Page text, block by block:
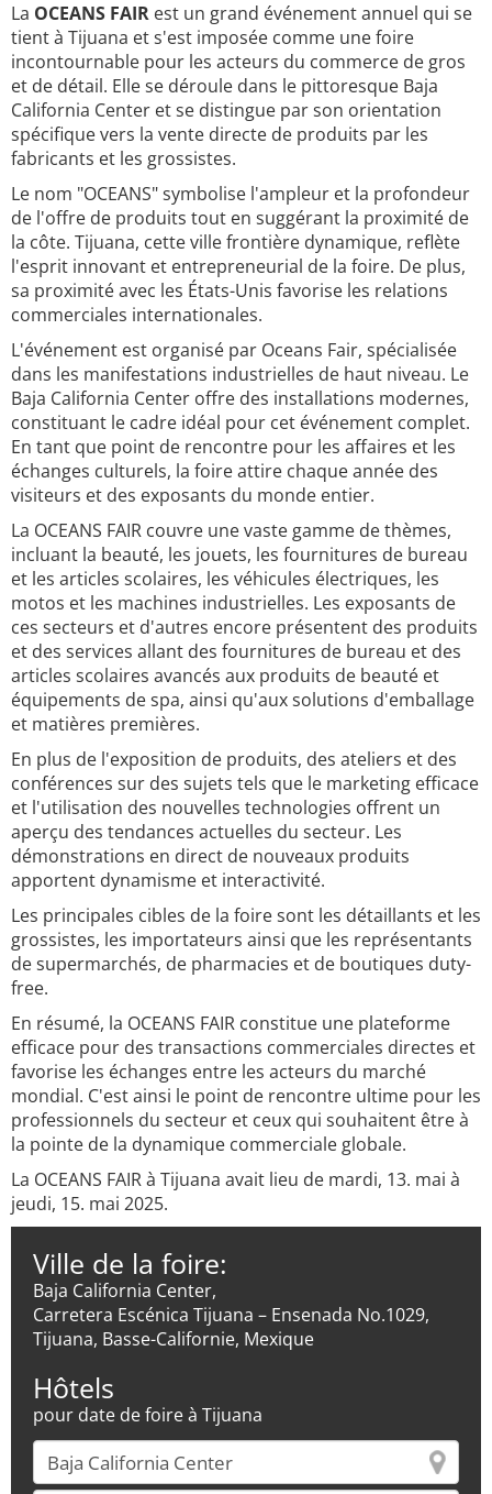
La OCEANS FAIR est un grand événement annuel qui se
tient à Tijuana et s'est imposée comme une foire
incontournable pour les acteurs du commerce de gros
et de détail. Elle se déroule dans le pittoresque Baja
California Center et se distingue par son orientation
spécifique vers la vente directe de produits par les
fabricants et les grossistes.
Le nom "OCEANS" symbolise l'ampleur et la profondeur
de l'offre de produits tout en suggérant la proximité de
la côte. Tijuana, cette ville frontière dynamique, reflète
l'esprit innovant et entrepreneurial de la foire. De plus,
sa proximité avec les États-Unis favorise les relations
commerciales internationales.
L'événement est organisé par Oceans Fair, spécialisée
dans les manifestations industrielles de haut niveau. Le
Baja California Center offre des installations modernes,
constituant le cadre idéal pour cet événement complet.
En tant que point de rencontre pour les affaires et les
échanges culturels, la foire attire chaque année des
visiteurs et des exposants du monde entier.
La OCEANS FAIR couvre une vaste gamme de thèmes,
incluant la beauté, les jouets, les fournitures de bureau
et les articles scolaires, les véhicules électriques, les
motos et les machines industrielles. Les exposants de
ces secteurs et d'autres encore présentent des produits
et des services allant des fournitures de bureau et des
articles scolaires avancés aux produits de beauté et
équipements de spa, ainsi qu'aux solutions d'emballage
et matières premières.
En plus de l'exposition de produits, des ateliers et des
conférences sur des sujets tels que le marketing efficace
et l'utilisation des nouvelles technologies offrent un
aperçu des tendances actuelles du secteur. Les
démonstrations en direct de nouveaux produits
apportent dynamisme et interactivité.
Les principales cibles de la foire sont les détaillants et les
grossistes, les importateurs ainsi que les représentants
de supermarchés, de pharmacies et de boutiques duty-
free.
En résumé, la OCEANS FAIR constitue une plateforme
efficace pour des transactions commerciales directes et
favorise les échanges entre les acteurs du marché
mondial. C'est ainsi le point de rencontre ultime pour les
professionnels du secteur et ceux qui souhaitent être à
la pointe de la dynamique commerciale globale.
La OCEANS FAIR à Tijuana avait lieu de mardi, 13. mai à
jeudi, 15. mai 2025.
Ville de la foire:
Baja California Center,
Carretera Escénica Tijuana – Ensenada No.1029,
Tijuana, Basse-Californie, Mexique
Hôtels
pour date de foire à Tijuana